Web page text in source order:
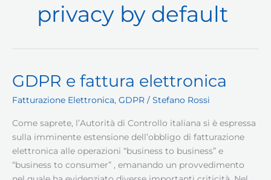
privacy by default
GDPR e fattura elettronica
Fatturazione Elettronica, GDPR / Stefano Rossi
Come saprete, l’Autorità di Controllo italiana si è espressa
sulla imminente estensione dell’obbligo di fatturazione
elettronica alle operazioni “business to business” e
“business to consumer” , emanando un provvedimento